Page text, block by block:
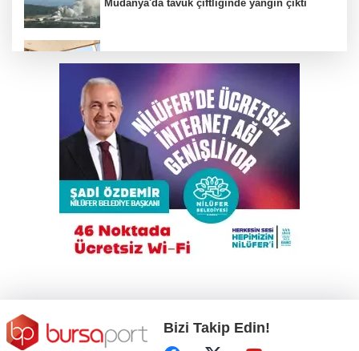
Mudanya'da tavuk çiftliğinde yangın çıktı
Elini spiral makinesine kaptırdı
Suikast timinin son firarisinden kan
donduran ifadeler
Trump İran'la anlaşmadan yana; Ülkeyi taş
devrine döndürmekten söz ediyordu!
Alkollü sürücü karıştığı kazayı unuttu,
ortalığı ayağa kaldırdı!
Bizi Takip Edin!